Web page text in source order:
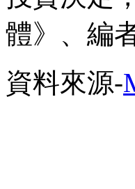
體》、編
資料來源-